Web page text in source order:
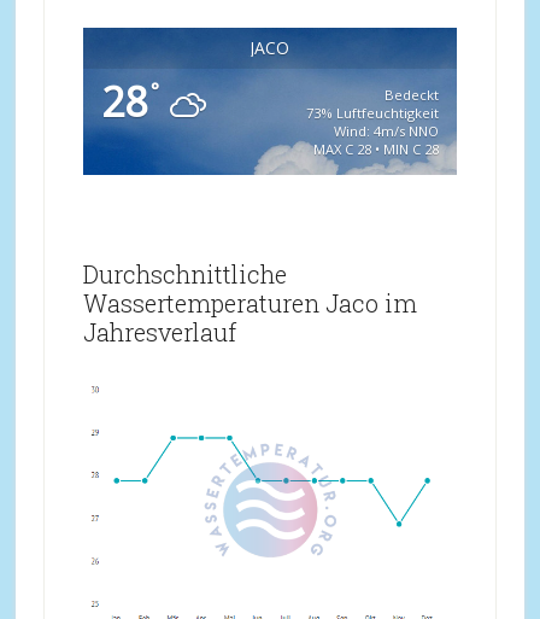
JACO
28°
Bedeckt
73% Luftfeuchtigkeit
Wind: 4m/s NNO
MAX C 28 • MIN C 28
Durchschnittliche
Wassertemperaturen Jaco im
Jahresverlauf